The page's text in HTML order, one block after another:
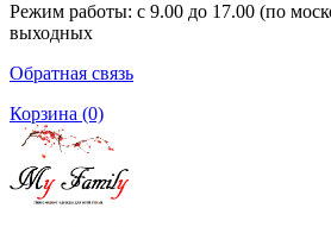
Режим работы: с 9.00 до 17.00 (по
выходных
Обратная связь
Корзина (0)